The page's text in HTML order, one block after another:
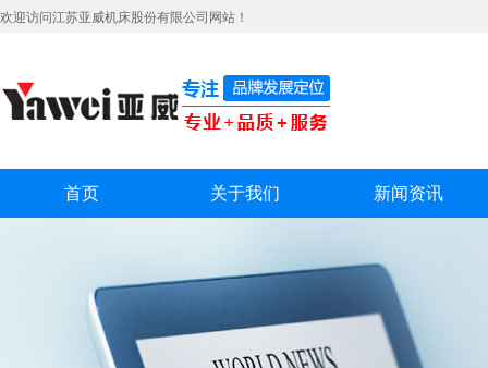
欢迎访问江苏亚威机床股份有限公司网站！
首页 关于我们 新闻资讯